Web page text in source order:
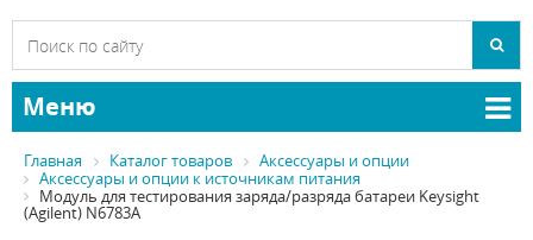
Меню
Главная Каталог товаров
Аксессуары и опции
Аксессуары и опции к источникам питания
Модуль для тестирования заряда/разряда батареи Keysight
(Agilent) N6783A